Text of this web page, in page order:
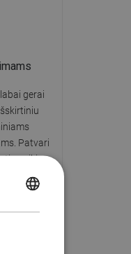
gerai
Patvari
puikia
naudojimo